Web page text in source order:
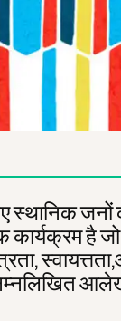
जनों
है जो